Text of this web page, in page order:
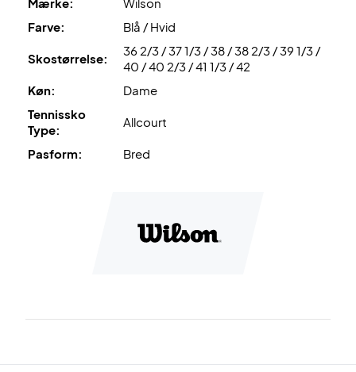
Spil med komfort og kontrol i Wilson Intrigue Pro Women
White/Bay/Skipper Blue
White/Bay/Skipper Blue.
Farve:
Blå / Hvid
Skostørrelse:
36 2/3 / 37 1/3 / 38 / 38 2/3 / 39 1/3 /
40 / 40 2/3 / 41 1/3 / 42
Køn:
Dame
Tennissko
Type:
Allcourt
Pasform: Bred